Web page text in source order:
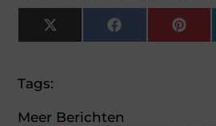
X
(Twitter)
Facebook
Tags:
Meer Berichten